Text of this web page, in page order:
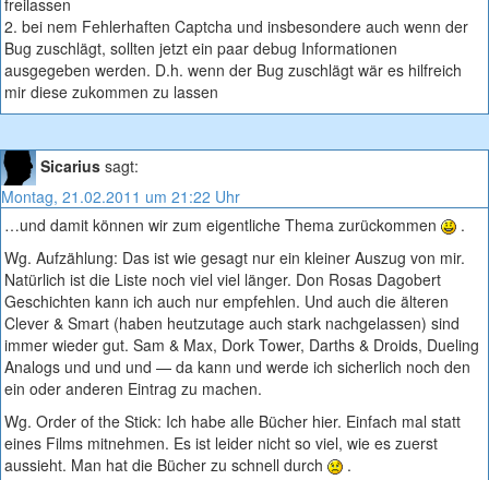
freilassen
2. bei nem Fehlerhaften Captcha und insbesondere auch wenn der
Bug zuschlägt, sollten jetzt ein paar debug Informationen
ausgegeben werden. D.h. wenn der Bug zuschlägt wär es hilfreich
mir diese zukommen zu lassen
Sicarius sagt:
Montag, 21.02.2011 um 21:22 Uhr
…und damit können wir zum eigentliche Thema zurückommen
.
Wg. Aufzählung: Das ist wie gesagt nur ein kleiner Auszug von mir.
Natürlich ist die Liste noch viel viel länger. Don Rosas Dagobert
Geschichten kann ich auch nur empfehlen. Und auch die älteren
Clever & Smart (haben heutzutage auch stark nachgelassen) sind
immer wieder gut. Sam & Max, Dork Tower, Darths & Droids, Dueling
Analogs und und und — da kann und werde ich sicherlich noch den
ein oder anderen Eintrag zu machen.
Wg. Order of the Stick: Ich habe alle Bücher hier. Einfach mal statt
eines Films mitnehmen. Es ist leider nicht so viel, wie es zuerst
aussieht. Man hat die Bücher zu schnell durch
.